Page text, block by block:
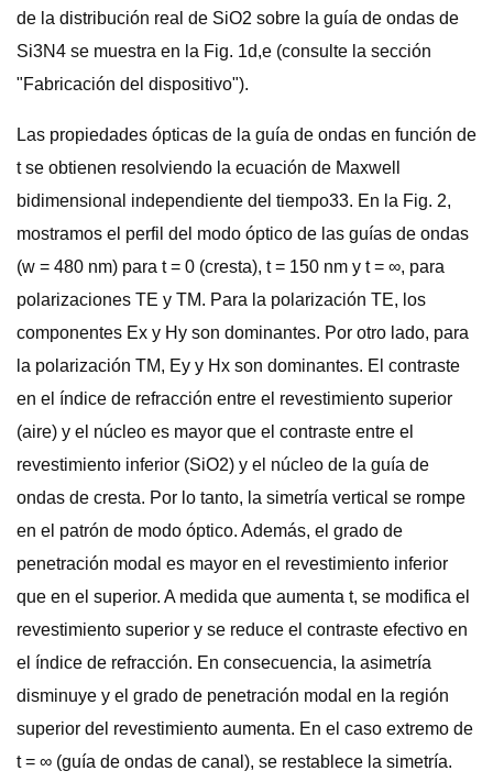
de la distribución real de SiO2 sobre la guía de ondas de
Si3N4 se muestra en la Fig. 1d,e (consulte la sección
"Fabricación del dispositivo").
Las propiedades ópticas de la guía de ondas en función de
t se obtienen resolviendo la ecuación de Maxwell
bidimensional independiente del tiempo33. En la Fig. 2,
mostramos el perfil del modo óptico de las guías de ondas
(w = 480 nm) para t = 0 (cresta), t = 150 nm y t = ∞, para
polarizaciones TE y TM. Para la polarización TE, los
componentes Ex y Hy son dominantes. Por otro lado, para
la polarización TM, Ey y Hx son dominantes. El contraste
en el índice de refracción entre el revestimiento superior
(aire) y el núcleo es mayor que el contraste entre el
revestimiento inferior (SiO2) y el núcleo de la guía de
ondas de cresta. Por lo tanto, la simetría vertical se rompe
en el patrón de modo óptico. Además, el grado de
penetración modal es mayor en el revestimiento inferior
que en el superior. A medida que aumenta t, se modifica el
revestimiento superior y se reduce el contraste efectivo en
el índice de refracción. En consecuencia, la asimetría
disminuye y el grado de penetración modal en la región
superior del revestimiento aumenta. En el caso extremo de
t = ∞ (guía de ondas de canal), se restablece la simetría.